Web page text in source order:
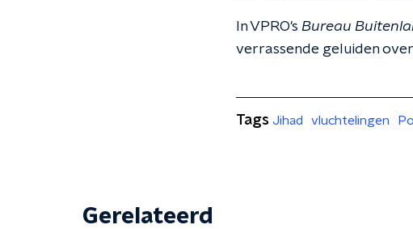
In VPRO's Bureau
verrassende geluiden
Tags Jihad vluchtelingen
Gerelateerd